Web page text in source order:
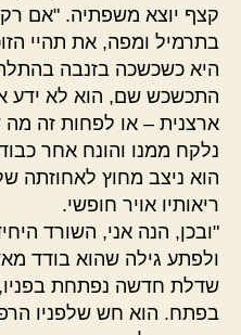
קצף יוצא משפתיה. "אם רק
בתרמיל ומפה, את תהיי
היא כשכשכה בזנבה
התכשכש שם, הוא לא ידע
ארצנית – או לפחות זה מה
נלקח ממנו והונח אחר
הוא ניצב מחוץ לאחוזתה
ריאותיו אויר חופשי.
"ובכן, הנה אני, השורד
ולפתע גילה שהוא בודד
שדלת חדשה נפתחת בפניו,
בפתח. הוא חש שלפניו